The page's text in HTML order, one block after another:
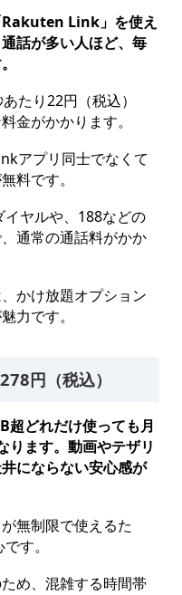
Rakuten Link」を使え
話が多い人ほど、毎
たり22円（税込）
金がかかります。
アプリ同士でなくて
料です。
ヤルや、188などの
通常の通話料がかか
かけ放題オプション
力です。
円（税込）
超どれだけ使っても月
ります。動画やテザリ
にならない安心感が
無制限で使えるた
す。
め、混雑する時間帯